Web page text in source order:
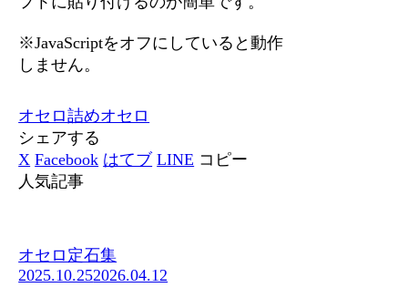
※JavaScriptをオフにしていると動作
しません。
オセロ詰めオセロ
シェアする
X Facebook はてブ LINE コピー
人気記事
オセロ定石集
2025.10.252026.04.12